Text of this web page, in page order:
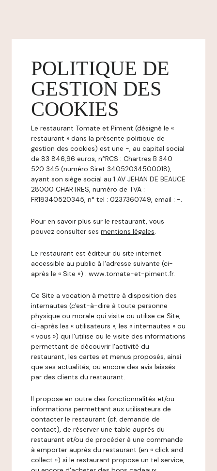
POLITIQUE DE
GESTION DES
COOKIES
Le restaurant Tomate et Piment (désigné le «
restaurant » dans la présente politique de
gestion des cookies) est une -, au capital social
de 83 846,96 euros, n°RCS : Chartres B 340
520 345 (numéro Siret 34052034500018),
ayant son siège social au 1 AV JEHAN DE BEAUCE
28000 CHARTRES, numéro de TVA :
FR18340520345, n° tel : 0237360749, email : -.
Pour en savoir plus sur le restaurant, vous
pouvez consulter ses mentions légales.
Le restaurant est éditeur du site internet
accessible au public à l'adresse suivante (ci-
après le « Site ») : www.tomate-et-piment.fr.
Ce Site a vocation à mettre à disposition des
internautes (c'est-à-dire à toute personne
physique ou morale qui visite ou utilise ce Site,
ci-après les « utilisateurs », les « internautes » ou
« vous ») qui l'utilise ou le visite des informations
permettant de découvrir l'activité du
restaurant, les cartes et menus proposés, ainsi
que ses actualités, ou encore des avis laissés
par des clients du restaurant.
Il propose en outre des fonctionnalités et/ou
informations permettant aux utilisateurs de
contacter le restaurant (cf. demande de
contact), de réserver une table auprès du
restaurant et/ou de procéder à une commande
à emporter auprès du restaurant (en « click and
collect ») si le restaurant propose un tel service,